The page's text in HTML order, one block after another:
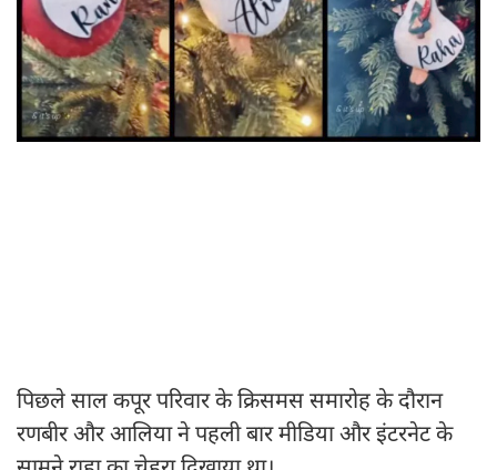
पिछले साल कपूर परिवार के क्रिसमस समारोह के दौरान
रणबीर और आलिया ने पहली बार मीडिया और इंटरनेट के